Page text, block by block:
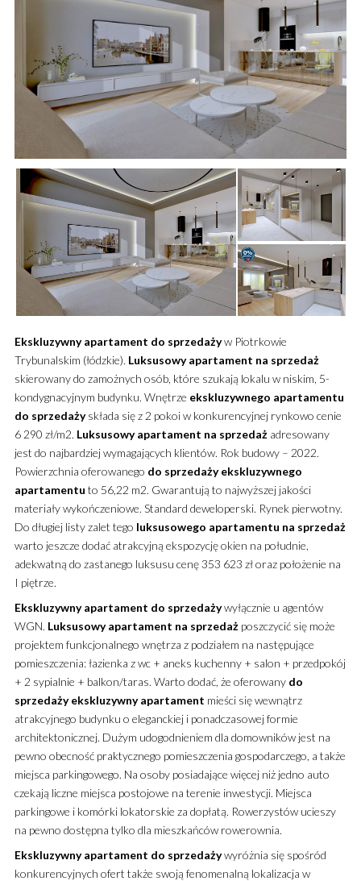
Ekskluzywny apartament do sprzedażyw Piotrkowie
Trybunalskim (łódzkie). Luksusowy apartament na sprzedaż
skierowany do zamożnych osób, które szukają lokalu w niskim, 5-
kondygnacyjnym budynku. Wnętrze ekskluzywnego apartamentu
do sprzedażyskłada się z 2 pokoi w konkurencyjnej rynkowo cenie
6 290 zł/m2. Luksusowy apartament na sprzedażadresowany
jest do najbardziej wymagających klientów. Rok budowy – 2022.
Powierzchnia oferowanego do sprzedaży ekskluzywnego
apartamentu to 56,22 m2. Gwarantują to najwyższej jakości
materiały wykończeniowe. Standard deweloperski. Rynek pierwotny.
Do długiej listy zalet tego luksusowego apartamentu na sprzedaż
warto jeszcze dodać atrakcyjną ekspozycję okien na południe,
adekwatną do zastanego luksusu cenę 353 623 zł oraz położenie na
I piętrze.
Ekskluzywny apartament do sprzedażywyłącznie u agentów
WGN. Luksusowy apartament na sprzedażposzczycić się może
projektem funkcjonalnego wnętrza z podziałem na następujące
pomieszczenia: łazienka z wc + aneks kuchenny + salon + przedpokój
+ 2 sypialnie + balkon/taras. Warto dodać, że oferowany do
sprzedaży ekskluzywny apartament mieści się wewnątrz
atrakcyjnego budynku o eleganckiej i ponadczasowej formie
architektonicznej. Dużym udogodnieniem dla domowników jest na
pewno obecność praktycznego pomieszczenia gospodarczego, a także
miejsca parkingowego. Na osoby posiadające więcej niż jedno auto
czekają liczne miejsca postojowe na terenie inwestycji. Miejsca
parkingowe i komórki lokatorskie za dopłatą. Rowerzystów ucieszy
na pewno dostępna tylko dla mieszkańców rowerownia.
Ekskluzywny apartament do sprzedażywyróżnia się spośród
konkurencyjnych ofert także swoją fenomenalną lokalizacja w